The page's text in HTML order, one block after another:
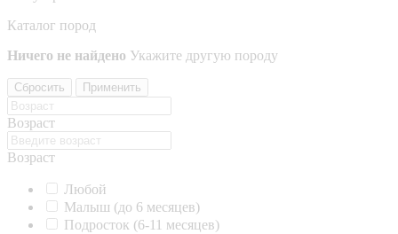
Каталог пород
Ничего не найдено Укажите другую породу
Сбросить Применить
Возраст
Возраст
Любой
Малыш (до 6 месяцев)
Подросток (6-11 месяцев)